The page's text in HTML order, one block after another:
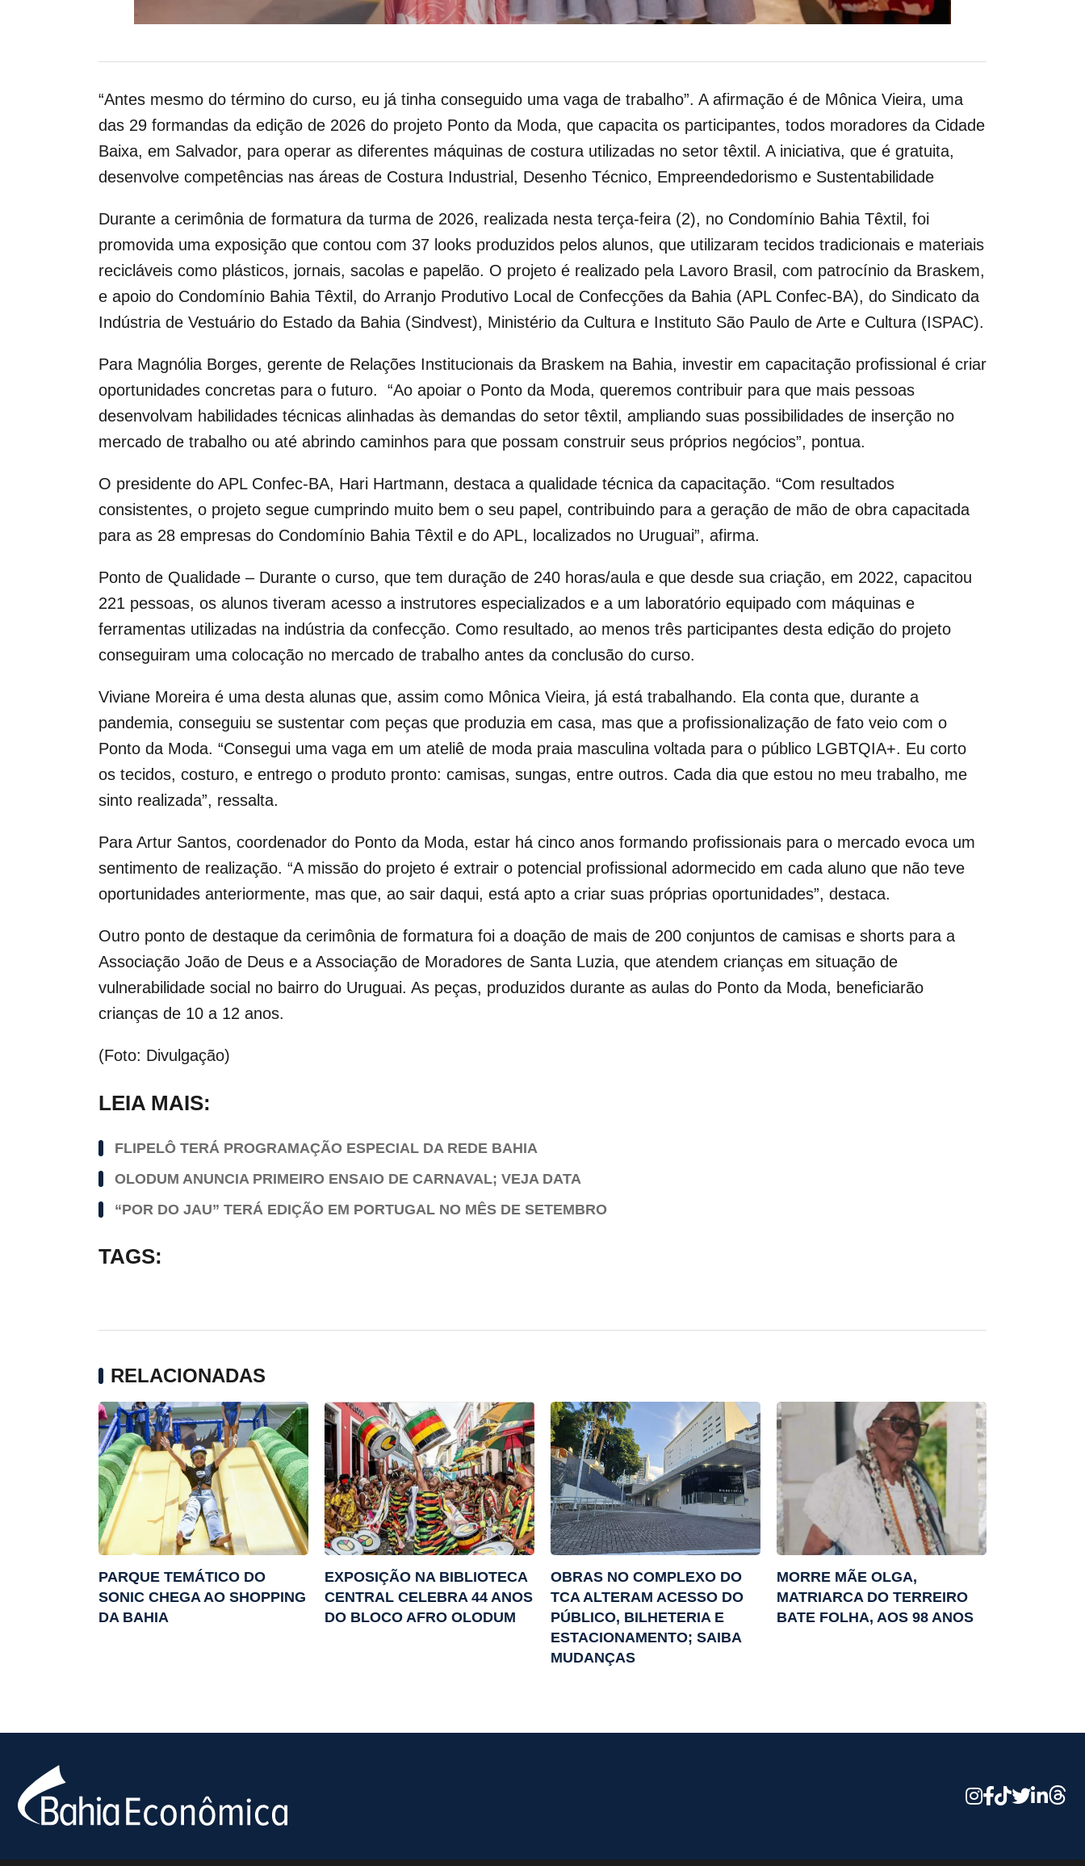
“Antes mesmo do término do curso, eu já tinha conseguido uma vaga de trabalho”. A afirmação é de Mônica Vieira, uma
das 29 formandas da edição de 2026 do projeto Ponto da Moda, que capacita os participantes, todos moradores da Cidade
Baixa, em Salvador, para operar as diferentes máquinas de costura utilizadas no setor têxtil. A iniciativa, que é gratuita,
desenvolve competências nas áreas de Costura Industrial, Desenho Técnico, Empreendedorismo e Sustentabilidade
Durante a cerimônia de formatura da turma de 2026, realizada nesta terça-feira (2), no Condomínio Bahia Têxtil, foi
promovida uma exposição que contou com 37 looks produzidos pelos alunos, que utilizaram tecidos tradicionais e materiais
recicláveis como plásticos, jornais, sacolas e papelão. O projeto é realizado pela Lavoro Brasil, com patrocínio da Braskem,
e apoio do Condomínio Bahia Têxtil, do Arranjo Produtivo Local de Confecções da Bahia (APL Confec-BA), do Sindicato da
Indústria de Vestuário do Estado da Bahia (Sindvest), Ministério da Cultura e Instituto São Paulo de Arte e Cultura (ISPAC).
Para Magnólia Borges, gerente de Relações Institucionais da Braskem na Bahia, investir em capacitação profissional é criar
oportunidades concretas para o futuro. “Ao apoiar o Ponto da Moda, queremos contribuir para que mais pessoas
desenvolvam habilidades técnicas alinhadas às demandas do setor têxtil, ampliando suas possibilidades de inserção no
mercado de trabalho ou até abrindo caminhos para que possam construir seus próprios negócios”, pontua.
O presidente do APL Confec-BA, Hari Hartmann, destaca a qualidade técnica da capacitação. “Com resultados
consistentes, o projeto segue cumprindo muito bem o seu papel, contribuindo para a geração de mão de obra capacitada
para as 28 empresas do Condomínio Bahia Têxtil e do APL, localizados no Uruguai”, afirma.
Ponto de Qualidade – Durante o curso, que tem duração de 240 horas/aula e que desde sua criação, em 2022, capacitou
221 pessoas, os alunos tiveram acesso a instrutores especializados e a um laboratório equipado com máquinas e
ferramentas utilizadas na indústria da confecção. Como resultado, ao menos três participantes desta edição do projeto
conseguiram uma colocação no mercado de trabalho antes da conclusão do curso.
Viviane Moreira é uma desta alunas que, assim como Mônica Vieira, já está trabalhando. Ela conta que, durante a
pandemia, conseguiu se sustentar com peças que produzia em casa, mas que a profissionalização de fato veio com o
Ponto da Moda. “Consegui uma vaga em um ateliê de moda praia masculina voltada para o público LGBTQIA+. Eu corto
os tecidos, costuro, e entrego o produto pronto: camisas, sungas, entre outros. Cada dia que estou no meu trabalho, me
sinto realizada”, ressalta.
Para Artur Santos, coordenador do Ponto da Moda, estar há cinco anos formando profissionais para o mercado evoca um
sentimento de realização. “A missão do projeto é extrair o potencial profissional adormecido em cada aluno que não teve
oportunidades anteriormente, mas que, ao sair daqui, está apto a criar suas próprias oportunidades”, destaca.
Outro ponto de destaque da cerimônia de formatura foi a doação de mais de 200 conjuntos de camisas e shorts para a
Associação João de Deus e a Associação de Moradores de Santa Luzia, que atendem crianças em situação de
vulnerabilidade social no bairro do Uruguai. As peças, produzidos durante as aulas do Ponto da Moda, beneficiarão
crianças de 10 a 12 anos.
(Foto: Divulgação)
LEIA MAIS:
FLIPELÔ TERÁ PROGRAMAÇÃO ESPECIAL DA REDE BAHIA
OLODUM ANUNCIA PRIMEIRO ENSAIO DE CARNAVAL; VEJA DATA
“POR DO JAU” TERÁ EDIÇÃO EM PORTUGAL NO MÊS DE SETEMBRO
TAGS:
RELACIONADAS
PARQUE TEMÁTICO DO
SONIC CHEGA AO SHOPPING
DA BAHIA
EXPOSIÇÃO NA BIBLIOTECA
CENTRAL CELEBRA 44 ANOS
DO BLOCO AFRO OLODUM
OBRAS NO COMPLEXO DO
TCA ALTERAM ACESSO DO
PÚBLICO, BILHETERIA E
ESTACIONAMENTO; SAIBA
MUDANÇAS
MORRE MÃE OLGA,
MATRIARCA DO TERREIRO
BATE FOLHA, AOS 98 ANOS